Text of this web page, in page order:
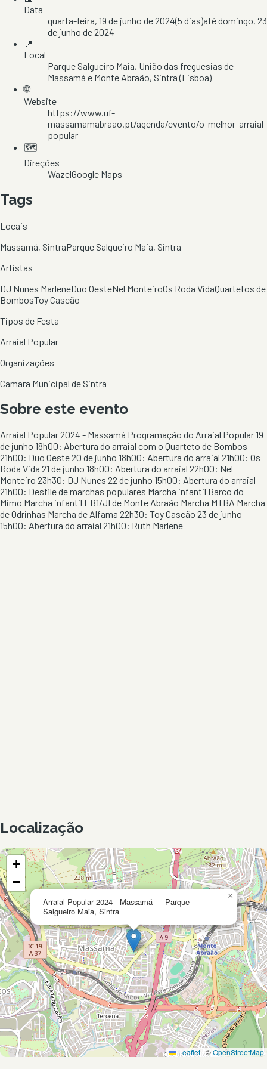
Data
quarta-feira, 19 de junho de 2024(5 dias)atédomingo, 23
de junho de 2024
📍
Local
Parque Salgueiro Maia, União das freguesias de
Massamá e Monte Abraão, Sintra(Lisboa)
🌐
Website
https://www.uf-
massamamabraao.pt/agenda/evento/o-melhor-arraial-
popular
🗺️
Direções
Waze|Google Maps
Tags
Locais
Massamá, SintraParque Salgueiro Maia, Sintra
Artistas
DJ Nunes MarleneDuo OesteNel MonteiroOs Roda VidaQuartetos de
BombosToy Cascão
Tipos de Festa
Arraial Popular
Organizações
Camara Municipal de Sintra
Sobre este evento
Arraial Popular 2024 - Massamá Programação do Arraial Popular 19
de junho 18h00: Abertura do arraial com o Quarteto de Bombos
21h00: Duo Oeste 20 de junho 18h00: Abertura do arraial 21h00: Os
Roda Vida 21 de junho 18h00: Abertura do arraial 22h00: Nel
Monteiro 23h30: DJ Nunes 22 de junho 15h00: Abertura do arraial
21h00: Desfile de marchas populares Marcha infantil Barco do
Mimo Marcha infantil EB1/JI de Monte Abraão Marcha MTBA Marcha
de Odrinhas Marcha de Alfama 22h30: Toy Cascão 23 de junho
15h00: Abertura do arraial 21h00: Ruth Marlene
Localização
Arraial Popular 2024 - Massamá — Parque
Salgueiro Maia, Sintra
×
+
−
Leaflet |©OpenStreetMap